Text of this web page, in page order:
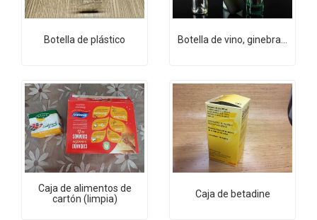
Botella de plástico Botella de vino, ginebra...
Caja de alimentos de
cartón (limpia)
Caja de betadine